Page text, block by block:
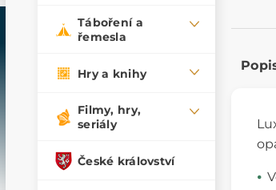
Táboření a
řemesla
Hry a knihy
Filmy, hry,
seriály
České království